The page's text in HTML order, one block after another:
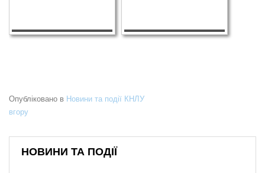
Опубліковано в Новини та події КНЛУ
вгору
НОВИНИ ТА ПОДІЇ